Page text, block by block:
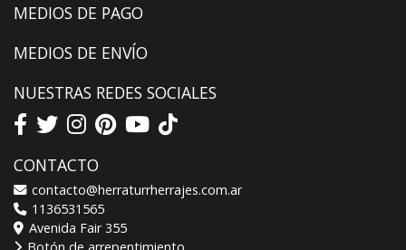
MEDIOS DE PAGO
MEDIOS DE ENVÍO
NUESTRAS REDES SOCIALES
CONTACTO
contacto@herraturrherrajes.com.ar
1136531565
Avenida Fair 355